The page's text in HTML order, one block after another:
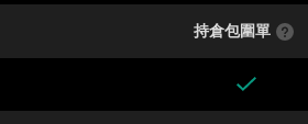
持倉包圍單